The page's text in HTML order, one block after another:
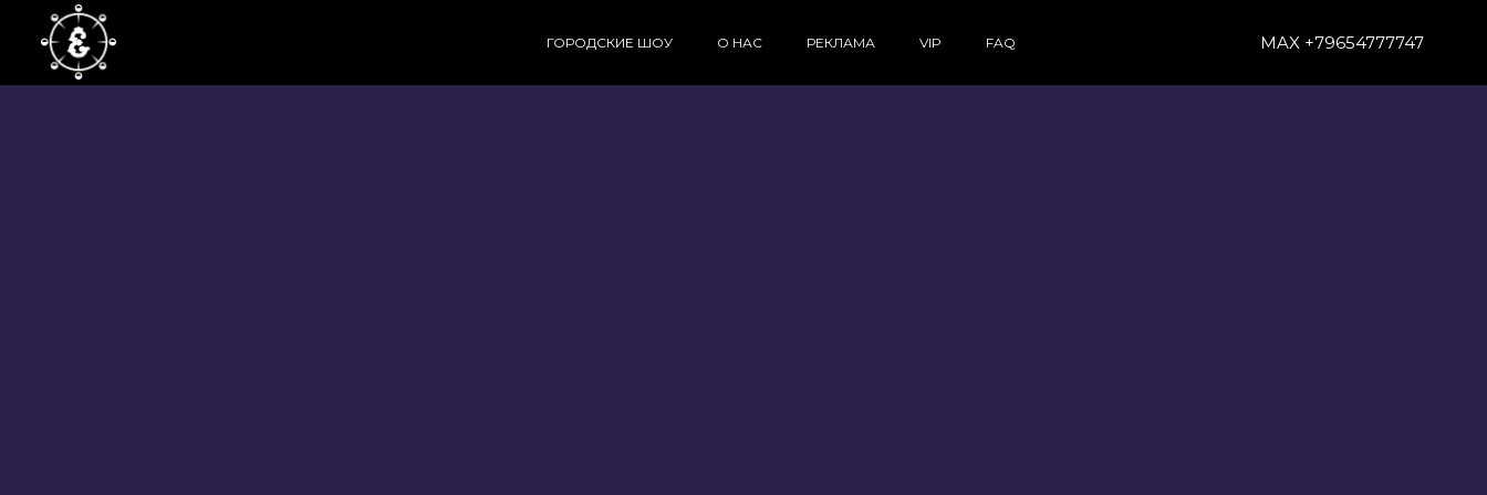
ГОРОДСКИЕ ШОУ О НАС РЕКЛАМА VIP FAQ MAX +79654777747